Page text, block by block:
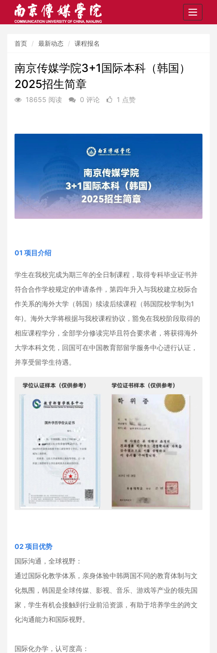
Toggle
首页 最新动态 课程报名
南京传媒学院3+1国际本科（韩国）
2025招生简章
18655 阅读 0 评论 1 点赞
01 项目介绍
学生在我校完成为期三年的全日制课程，取得专科毕业证书并
符合合作学校规定的申请条件，第四年升入与我校建立校际合
作关系的海外大学（韩国）续读后续课程（韩国院校学制为1
年)。海外大学将根据与我校课程协议，豁免在我校阶段取得的
相应课程学分，全部学分修读完毕且符合要求者，将获得海外
大学本科文凭，回国可在中国教育部留学服务中心进行认证，
并享受留学生待遇。
02 项目优势
国际沟通，全球视野：
通过国际化教学体系，亲身体验中韩两国不同的教育体制与文
化氛围，韩国是全球传媒、影视、音乐、游戏等产业的领先国
家，学生有机会接触到行业前沿资源，有助于培养学生的跨文
化沟通能力和国际视野。
国际化办学，认可度高：